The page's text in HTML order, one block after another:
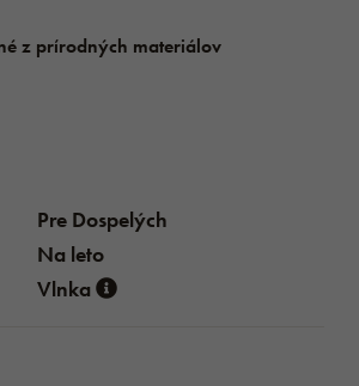
z prírodných materiálov
Pre Dospelých
Na leto
Vlnka